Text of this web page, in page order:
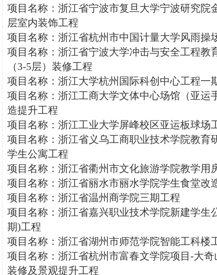
项目名称：浙江省宁波市复旦大学宁波研究院
层室内装饰工程
项目名称：浙江省杭州市中国计量大学风雨操
项目名称：浙江省宁波大学冲击与安全工程教
（3-5层）装修工程
项目名称：浙江大学杭州国际科创中心工程一
项目名称：浙江工商大学文体中心场馆（亚运
造提升工程
项目名称：浙江工业大学屏峰校区亚运板球场
项目名称：浙江省义乌工商职业技术学院教育
学生公寓工程
项目名称：浙江省衢州市文化旅游学院教学用
项目名称：浙江省丽水市丽水学院学生食堂改
项目名称：浙江省温州商学院三期工程
项目名称：浙江省嘉兴职业技术学院新建学生
期)工程
项目名称：浙江省湖州市师范学院智能工科楼
项目名称：浙江省杭州市富春文学院项目-大
装修及景观提升工程